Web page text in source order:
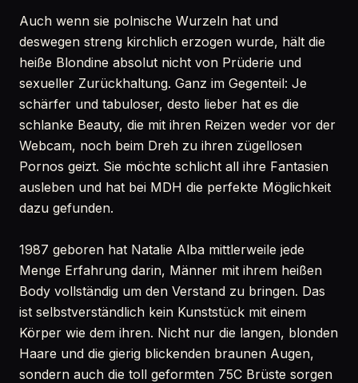
Auch wenn sie polnische Wurzeln hat und
deswegen streng kirchlich erzogen wurde, hält die
heiße Blondine absolut nicht von Prüderie und
sexueller Zurückhaltung. Ganz im Gegenteil: Je
schärfer und tabuloser, desto lieber hat es die
schlanke Beauty, die mit ihren Reizen weder vor der
Webcam, noch beim Dreh zu ihren zügellosen
Pornos geizt. Sie möchte schlicht all ihre Fantasien
ausleben und hat bei MDH die perfekte Möglichkeit
dazu gefunden.
1987 geboren hat Natalie Alba mittlerweile jede
Menge Erfahrung darin, Männer mit ihrem heißen
Body vollständig um den Verstand zu bringen. Das
ist selbstverständlich kein Kunststück mit einem
Körper wie dem ihren. Nicht nur die langen, blonden
Haare und die gierig blickenden braunen Augen,
sondern auch die toll geformten 75C Brüste sorgen